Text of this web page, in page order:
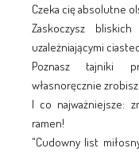
Czeka cię absolutne
Zaskoczysz
uzależniającymi
Poznasz tajniki
własnoręcznie
I co najważniejsze:
ramen!
"Cudowny list